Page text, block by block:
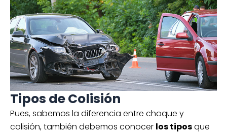
Tipos de Colisión
Pues, sabemos la diferencia entre choque y
colisión, también debemos conocer los tiposque